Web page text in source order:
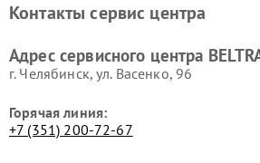
Контакты сервис центра
Адрес сервисного центра
г. Челябинск, ул. Васенко, 96
Горячая линия:
+7 (351) 200-72-67